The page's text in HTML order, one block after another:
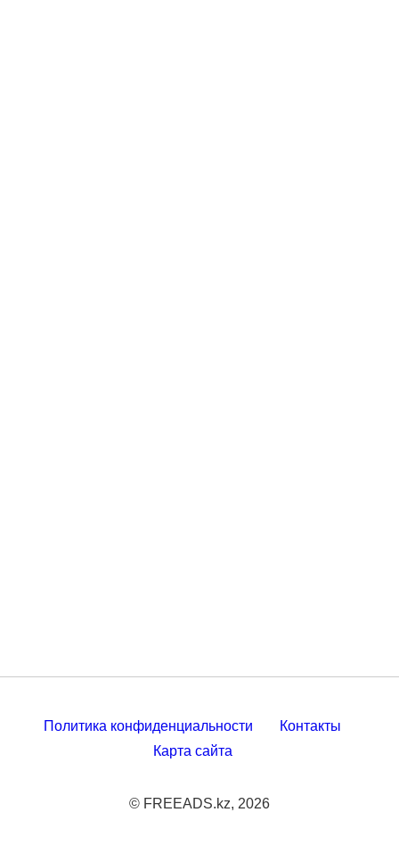
Политика конфиденциальности
Контакты
Карта сайта
© FREEADS.kz, 2026